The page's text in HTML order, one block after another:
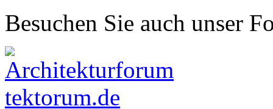
Besuchen Sie auch unser